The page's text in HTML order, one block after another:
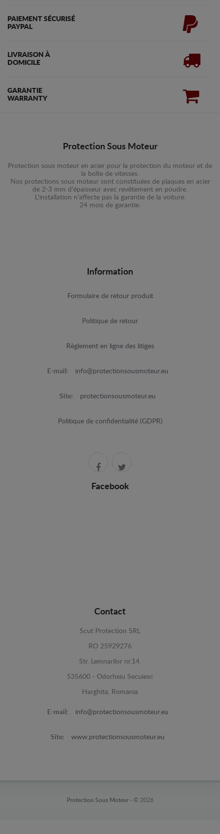
PAIEMENT SÉCURISÉ
PAYPAL
LIVRAISON À
DOMICILE
GARANTIE
WARRANTY
Protection Sous Moteur
Protection sous moteur en acier pour la protection du moteur et de
la boîte de vitesses.
Nos protections sous moteur sont constituées de plaques en acier
de 2-3 mm d'épaisseur avec revêtement en poudre.
L'installation n'affecte pas la garantie de la voiture.
24 mois de garantie.
Information
Formulaire de retour produit
Politique de retour
Règlement en ligne des litiges
E-mail: info@protectionsousmoteur.eu
Site: protectionsousmoteur.eu
Politique de confidentialité (GDPR)
Facebook
Contact
Scut Protection SRL
RO 25929276
Str. Lemnarilor nr.14.
535600 - Odorheiu Secuiesc
Harghita, Romania
E-mail: info@protectionsousmoteur.eu
Site: www.protectionsousmoteur.eu
Protection Sous Moteur - © 2026